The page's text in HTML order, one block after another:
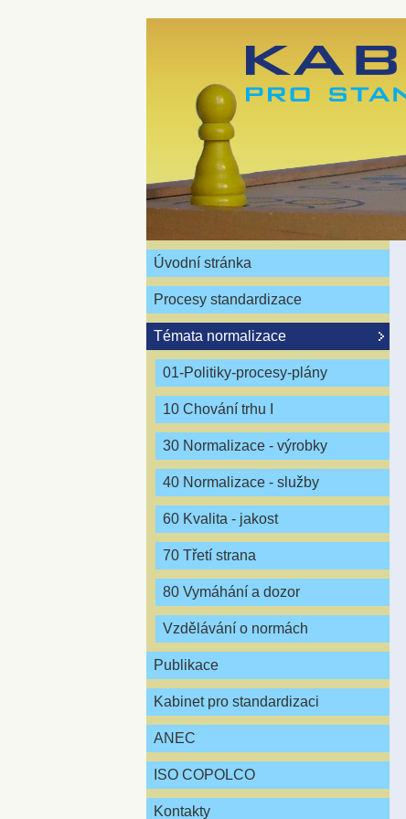
Úvodní stránka
Procesy standardizace
Témata normalizace
01-Politiky-procesy-plány
10 Chování trhu I
30 Normalizace - výrobky
40 Normalizace - služby
60 Kvalita - jakost
70 Třetí strana
80 Vymáhání a dozor
Vzdělávání o normách
Publikace
Kabinet pro standardizaci
ANEC
ISO COPOLCO
Kontakty